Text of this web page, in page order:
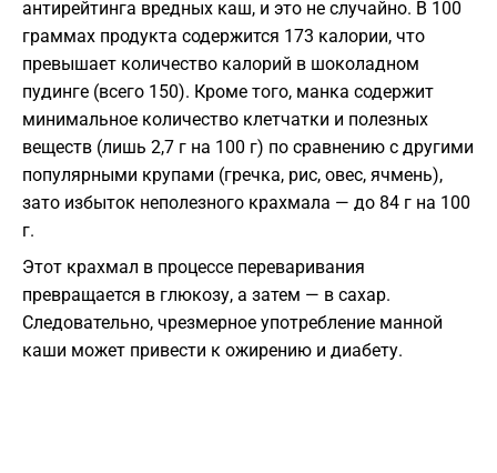
антирейтинга вредных каш, и это не случайно. В 100
граммах продукта содержится 173 калории, что
превышает количество калорий в шоколадном
пудинге (всего 150). Кроме того, манка содержит
минимальное количество клетчатки и полезных
веществ (лишь 2,7 г на 100 г) по сравнению с другими
популярными крупами (гречка, рис, овес, ячмень),
зато избыток неполезного крахмала — до 84 г на 100
г.
Этот крахмал в процессе переваривания
превращается в глюкозу, а затем — в сахар.
Следовательно, чрезмерное употребление манной
каши может привести к ожирению и диабету.